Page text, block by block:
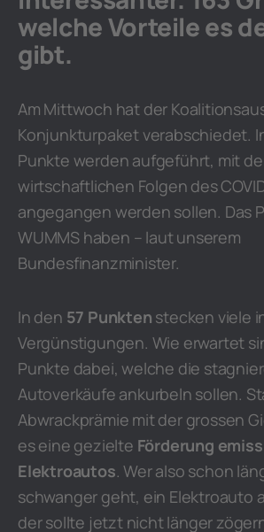
welche Vorteile es
gibt.
Am Mittwoch hat der
Konjunkturpaket verabschiedet.
Punkte werden aufgeführt, mit
wirtschaftlichen Folgen des
angegangen werden sollen. Das
WUMMS haben – laut unserem
Bundesfinanzminister.
In den 57 Punkten stecken viele
Vergünstigungen. Wie erwartet
Punkte dabei, welche die
Autoverkäufe ankurbeln sollen.
Abwrackprämie mit der grossen
es eine gezielte Förderung
Elektroautos. Wer also schon
schwanger geht, ein Elektroauto
der sollte jetzt nicht länger